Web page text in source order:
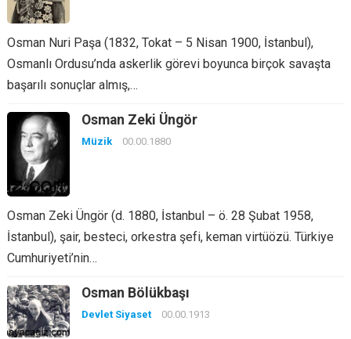
Osman Nuri Paşa (1832, Tokat – 5 Nisan 1900, İstanbul),
Osmanlı Ordusu’nda askerlik görevi boyunca birçok savaşta
başarılı sonuçlar almış,…
Osman Zeki Üngör
Müzik 00.00.1880
Osman Zeki Üngör (d. 1880, İstanbul – ö. 28 Şubat 1958,
İstanbul), şair, besteci, orkestra şefi, keman virtüözü. Türkiye
Cumhuriyeti’nin…
Osman Bölükbaşı
Devlet Siyaset 00.00.1913